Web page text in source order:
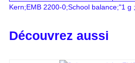
Kern;EMB 2200-0;School balance;"1 g
Découvrez aussi